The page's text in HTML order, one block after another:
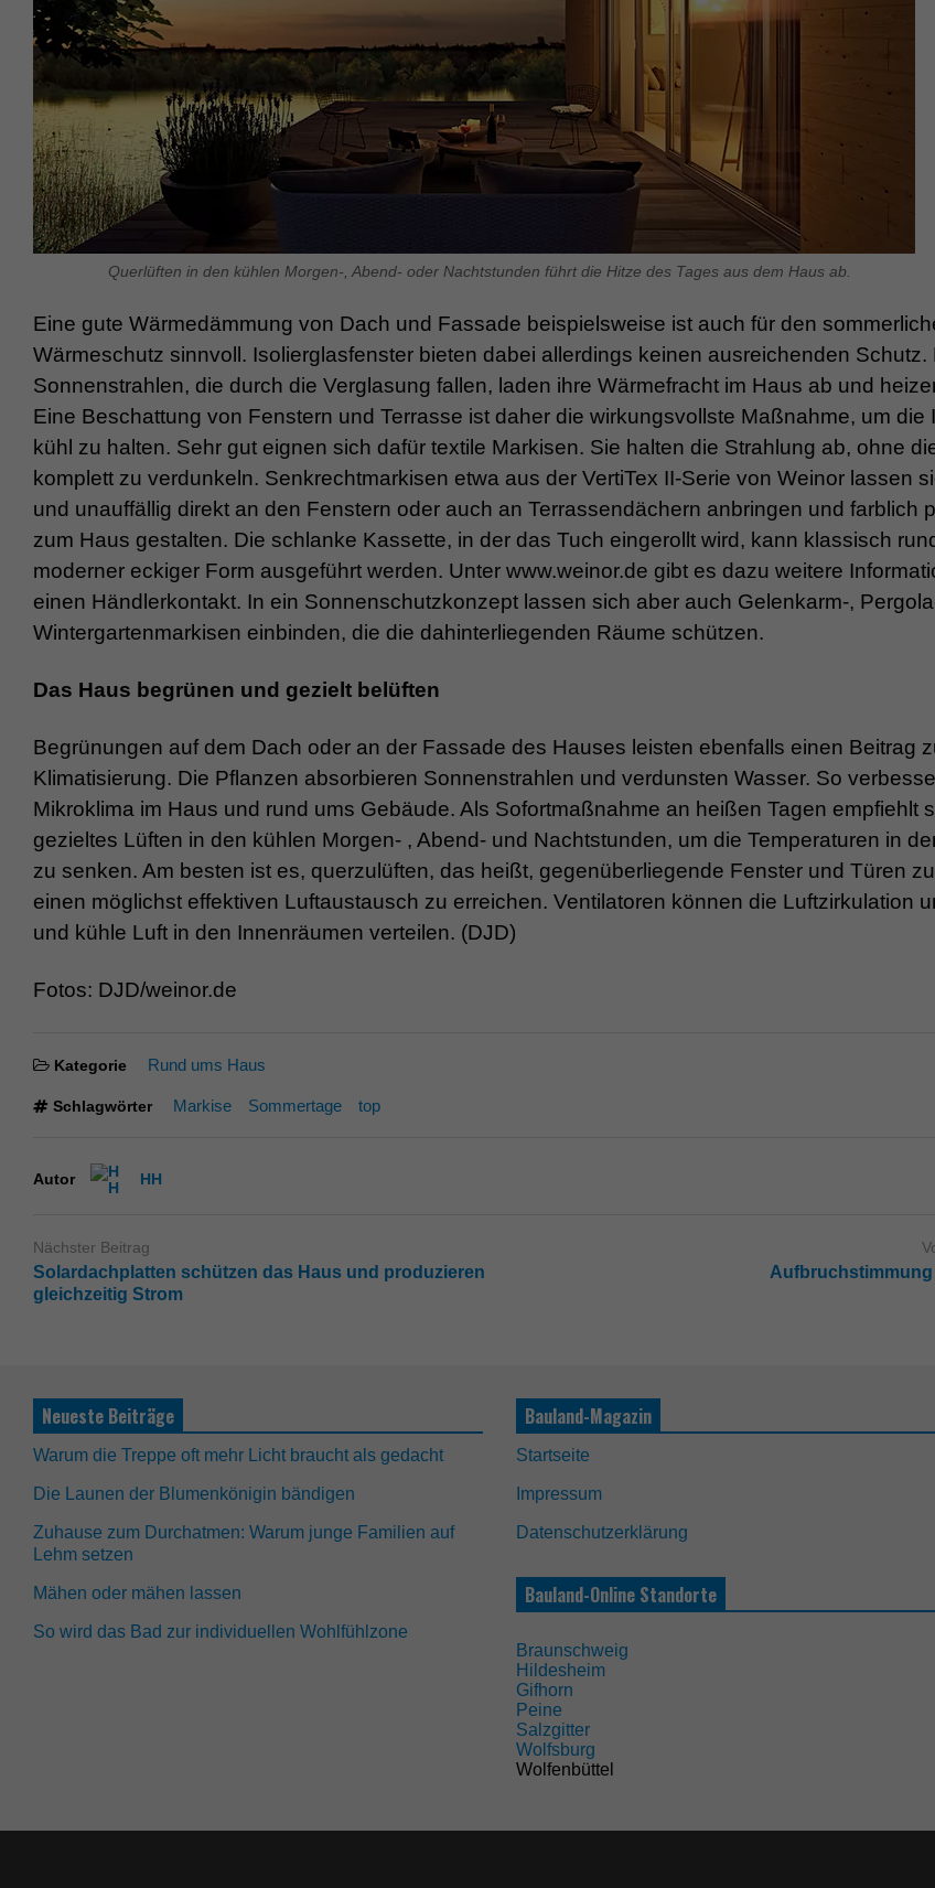
Querlüften in den kühlen Morgen-, Abend- oder Nachtstunden führt die Hitze des Tages aus dem Haus ab.
Eine gute Wärmedämmung von Dach und Fassade beispielsweise ist auch für den
Wärmeschutz sinnvoll. Isolierglasfenster bieten dabei allerdings keinen ausreichenden Schutz.
Sonnenstrahlen, die durch die Verglasung fallen, laden ihre Wärmefracht im Haus ab und
Eine Beschattung von Fenstern und Terrasse ist daher die wirkungsvollste Maßnahme, um die
kühl zu halten. Sehr gut eignen sich dafür textile Markisen. Sie halten die Strahlung ab, ohne
komplett zu verdunkeln. Senkrechtmarkisen etwa aus der VertiTex II-Serie von Weinor lassen
und unauffällig direkt an den Fenstern oder auch an Terrassendächern anbringen und farblich
zum Haus gestalten. Die schlanke Kassette, in der das Tuch eingerollt wird, kann klassisch
moderner eckiger Form ausgeführt werden. Unter www.weinor.de gibt es dazu weitere
einen Händlerkontakt. In ein Sonnenschutzkonzept lassen sich aber auch Gelenkarm-,
Wintergartenmarkisen einbinden, die die dahinterliegenden Räume schützen.
Das Haus begrünen und gezielt belüften
Begrünungen auf dem Dach oder an der Fassade des Hauses leisten ebenfalls einen Beitrag
Klimatisierung. Die Pflanzen absorbieren Sonnenstrahlen und verdunsten Wasser. So
Mikroklima im Haus und rund ums Gebäude. Als Sofortmaßnahme an heißen Tagen empfiehlt
gezieltes Lüften in den kühlen Morgen- , Abend- und Nachtstunden, um die Temperaturen in
zu senken. Am besten ist es, querzulüften, das heißt, gegenüberliegende Fenster und Türen
einen möglichst effektiven Luftaustausch zu erreichen. Ventilatoren können die Luftzirkulation
und kühle Luft in den Innenräumen verteilen. (DJD)
Fotos: DJD/weinor.de
Kategorie Rund ums Haus
Schlagwörter Markise Sommertage top
Autor HH
Nächster Beitrag
Solardachplatten schützen das Haus und produzieren
gleichzeitig Strom
Neueste Beiträge
Warum die Treppe oft mehr Licht braucht als gedacht
Die Launen der Blumenkönigin bändigen
Zuhause zum Durchatmen: Warum junge Familien auf
Lehm setzen
Mähen oder mähen lassen
So wird das Bad zur individuellen Wohlfühlzone
Bauland-Magazin
Startseite
Impressum
Datenschutzerklärung
Bauland-Online Standorte
Braunschweig
Hildesheim
Gifhorn
Peine
Salzgitter
Wolfsburg
Wolfenbüttel